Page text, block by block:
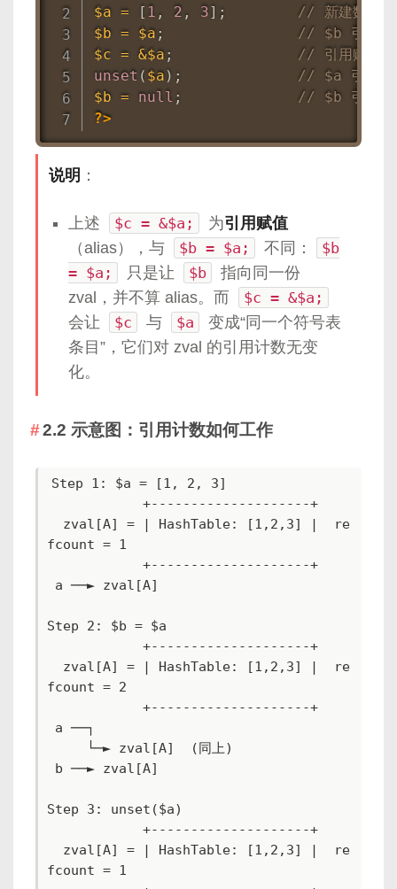
$a = [ 1 , 2 , 3] ;
// 新建数组
$b = $a ;
// $b 引用同
$c = &$a ;
// 引用赋值
unset ( $a ) ;
// $a 引用去
$b = null ;
// $b 引用去
?>
说明 ：
上述 $c = &$a; 为引用赋值
（alias），与
$b = $a; 不同：
$b
= $a;
只是让 $b
指向同一份
zval，并不算 alias。而
$c = &$a;
会让
$c 与 $a
变成“同一个符号表
条目”，它们对 zval 的引用计数无变
化。
2.2 示意图：引用计数如何工作
Step 1: $a = [1, 2, 3]
fcount = 1
Step 2: $b = $a
fcount = 2
Step 3: unset($a)
fcount = 1